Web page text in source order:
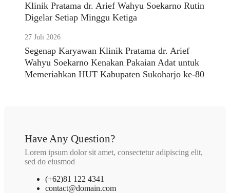
Klinik Pratama dr. Arief Wahyu Soekarno Rutin
Digelar Setiap Minggu Ketiga
27 Juli 2026
Segenap Karyawan Klinik Pratama dr. Arief
Wahyu Soekarno Kenakan Pakaian Adat untuk
Memeriahkan HUT Kabupaten Sukoharjo ke-80
Have Any Question?
Lorem ipsum dolor sit amet, consectetur adipiscing elit,
sed do eiusmod
(+62)81 122 4341
contact@domain.com